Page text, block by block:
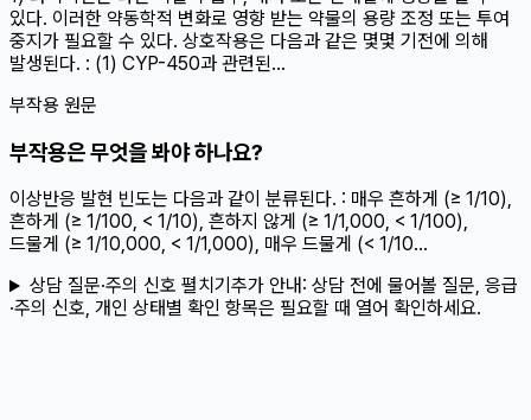
있다. 이러한 약동학적 변화로 영향 받는 약물의 용량 조정 또는 투여
중지가 필요할 수 있다. 상호작용은 다음과 같은 몇몇 기전에 의해
발생된다. : (1) CYP-450과 관련된...
부작용 원문
부작용은 무엇을 봐야 하나요?
이상반응 발현 빈도는 다음과 같이 분류된다. : 매우 흔하게 (≥ 1/10),
흔하게 (≥ 1/100, < 1/10), 흔하지 않게 (≥ 1/1,000, < 1/100),
드물게 (≥ 1/10,000, < 1/1,000), 매우 드물게 (< 1/10...
상담 질문·주의 신호 펼치기 추가 안내: 상담 전에 물어볼 질문, 응급
·주의 신호, 개인 상태별 확인 항목은 필요할 때 열어 확인하세요.